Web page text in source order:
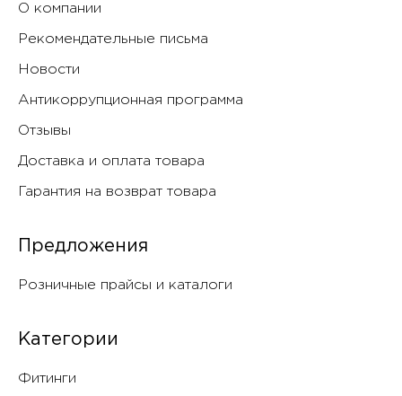
О компании
Рекомендательные письма
Новости
Антикоррупционная программа
Отзывы
Доставка и оплата товара
Гарантия на возврат товара
Предложения
Розничные прайсы и каталоги
Категории
Фитинги